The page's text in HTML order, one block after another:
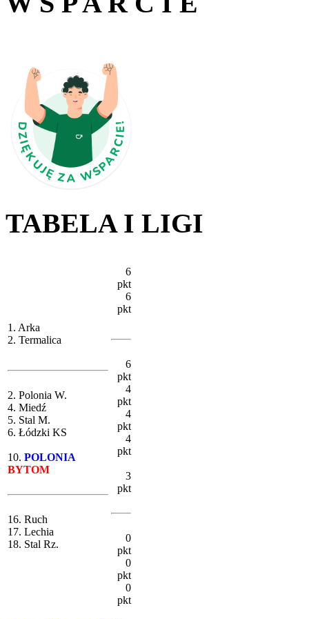
TABELA I LIGI
1. Arka
2. Termalica
2. Polonia W.
4. Miedź
5. Stal M.
6. Łódzki KS
10. POLONIA
BYTOM
16. Ruch
17. Lechia
18. Stal Rz.
6
pkt
6
pkt
6
pkt
4
pkt
4
pkt
4
pkt
3
pkt
0
pkt
0
pkt
0
pkt